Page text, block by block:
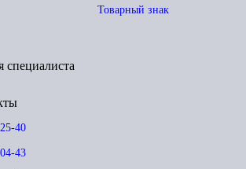
Товарный знак
специалиста
40
43